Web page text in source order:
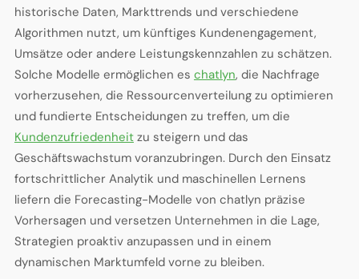
historische Daten, Markttrends und verschiedene
Algorithmen nutzt, um künftiges Kundenengagement,
Umsätze oder andere Leistungskennzahlen zu schätzen.
Solche Modelle ermöglichen es chatlyn, die Nachfrage
vorherzusehen, die Ressourcenverteilung zu optimieren
und fundierte Entscheidungen zu treffen, um die
Kundenzufriedenheitzu steigern und das
Geschäftswachstum voranzubringen. Durch den Einsatz
fortschrittlicher Analytik und maschinellen Lernens
liefern die Forecasting-Modelle von chatlyn präzise
Vorhersagen und versetzen Unternehmen in die Lage,
Strategien proaktiv anzupassen und in einem
dynamischen Marktumfeld vorne zu bleiben.